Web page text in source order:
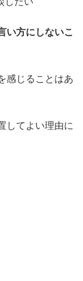
い方にしないこ
感じることはあ
してよい理由に